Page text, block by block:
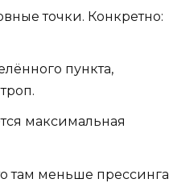
точки. Конкретно:
пункта,
максимальная
там меньше прессинга